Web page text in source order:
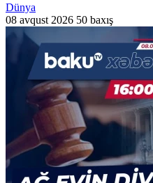
Dünya
08 avqust 2026 50 baxış